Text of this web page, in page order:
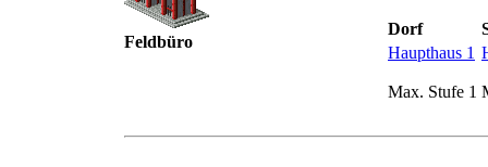
Feldbüro
Dorf
Haupthaus 1
Max. Stufe 1